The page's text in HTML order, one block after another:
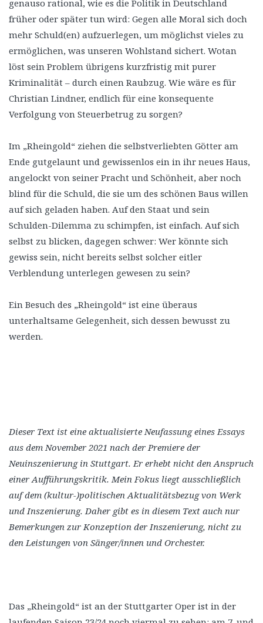
genauso rational, wie es die Politik in Deutschland
früher oder später tun wird: Gegen alle Moral sich doch
mehr Schuld(en) aufzuerlegen, um möglichst vieles zu
ermöglichen, was unseren Wohlstand sichert. Wotan
löst sein Problem übrigens kurzfristig mit purer
Kriminalität – durch einen Raubzug. Wie wäre es für
Christian Lindner, endlich für eine konsequente
Verfolgung von Steuerbetrug zu sorgen?
Im „Rheingold“ ziehen die selbstverliebten Götter am
Ende gutgelaunt und gewissenlos ein in ihr neues Haus,
angelockt von seiner Pracht und Schönheit, aber noch
blind für die Schuld, die sie um des schönen Baus willen
auf sich geladen haben. Auf den Staat und sein
Schulden-Dilemma zu schimpfen, ist einfach. Auf sich
selbst zu blicken, dagegen schwer: Wer könnte sich
gewiss sein, nicht bereits selbst solcher eitler
Verblendung unterlegen gewesen zu sein?
Ein Besuch des „Rheingold“ ist eine überaus
unterhaltsame Gelegenheit, sich dessen bewusst zu
werden.
Dieser Text ist eine aktualisierte Neufassung eines Essays
aus dem November 2021 nach der Premiere der
Neuinszenierung in Stuttgart. Er erhebt nicht den Anspruch
einer Aufführungskritik. Mein Fokus liegt ausschließlich
auf dem (kultur-)politischen Aktualitätsbezug von Werk
und Inszenierung. Daher gibt es in diesem Text auch nur
Bemerkungen zur Konzeption der Inszenierung, nicht zu
den Leistungen von Sänger/innen und Orchester.
Das „Rheingold“ ist an der Stuttgarter Oper ist in der